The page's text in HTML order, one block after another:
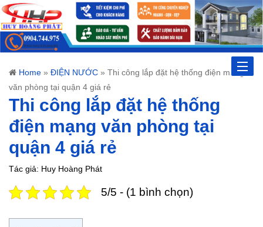
Toggle
Home » ĐIỆN NƯỚC » Thi công lắp đặt hệ thống điện mạng
văn phòng tại quận 4 giá rẻ
Thi công lắp đặt hệ thống
điện mạng văn phòng tại
quận 4 giá rẻ
Tác giả: Huy Hoàng Phát
5/5 - (1 bình chọn)